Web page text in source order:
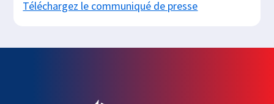
Téléchargez le communiqué de presse